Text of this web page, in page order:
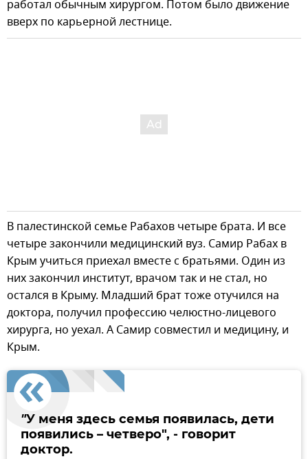
работал обычным хирургом. Потом было движение
вверх по карьерной лестнице.
В палестинской семье Рабахов четыре брата. И все
четыре закончили медицинский вуз. Самир Рабах в
Крым учиться приехал вместе с братьями. Один из
них закончил институт, врачом так и не стал, но
остался в Крыму. Младший брат тоже отучился на
доктора, получил профессию челюстно-лицевого
хирурга, но уехал. А Самир совместил и медицину, и
Крым.
"У меня здесь семья появилась, дети
появились – четверо", - говорит
доктор.